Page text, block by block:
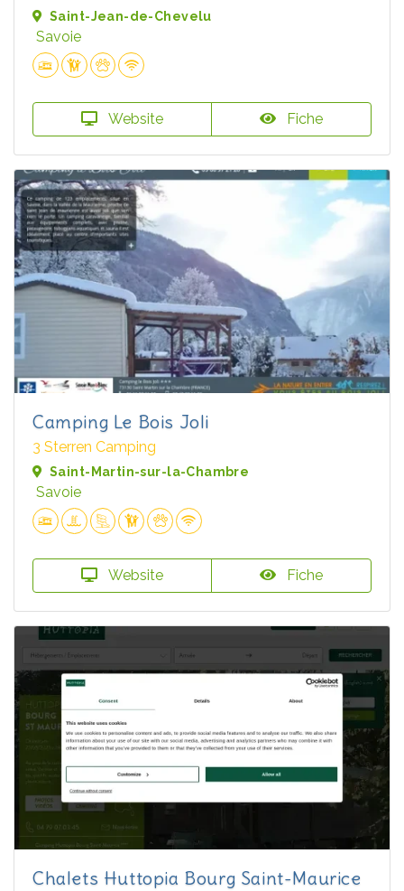
Saint-Jean-de-Chevelu
Savoie
Website Fiche
Camping Le Bois Joli
3 Sterren Camping
Saint-Martin-sur-la-Chambre
Savoie
Website Fiche
Chalets Huttopia Bourg Saint-Maurice